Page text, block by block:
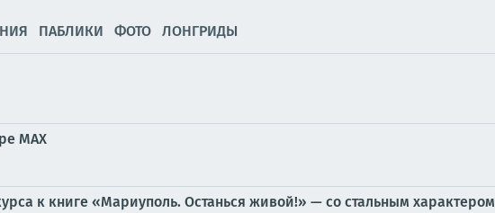
ПАБЛИКИ ФОТО ЛОНГРИДЫ
MAX
к книге «Мариуполь. Останься живой!» — со стальным характером